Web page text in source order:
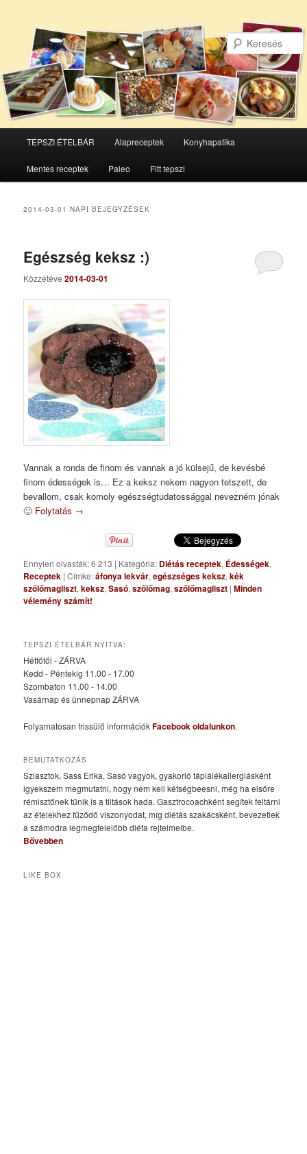
Tovább
az
Tovább
a
TEPSZI ÉTELBÁR Alapreceptek Konyhapatika
Mentes receptek Paleo Fitt tepszi
2014-03-01 NAPI BEJEGYZÉSEK
Egészség keksz :)
Közzétéve2014-03-01
Vannak a ronda de finom és vannak a jó külsejű, de kevésbé
finom édességek is… Ez a keksz nekem nagyon tetszett, de
bevallom, csak komoly egészségtudatossággal nevezném jónak
🙂 Folytatás →
Ennyien olvasták: 6 213 | Kategória: Diétás receptek, Édességek,
Receptek |Címke:áfonya lekvár,egészséges keksz,kék
szőlőmagliszt,keksz,Sasó,szőlőmag,szőlőmagliszt |Minden
vélemény számít!
TEPSZI ÉTELBÁR NYITVA:
Hétfőtől - ZÁRVA
Kedd - Péntekig 11.00 - 17.00
Szombaton 11.00 - 14.00
Vasárnap és ünnepnap ZÁRVA
Folyamatosan frissülő információkFacebook oldalunkon.
BEMUTATKOZÁS
Sziasztok, Sass Erika, Sasó vagyok, gyakorló táplálékallergiásként
igyekszem megmutatni, hogy nem kell kétségbeesni, még ha elsőre
rémisztőnek tűnik is a tiltások hada. Gasztrocoachként segítek feltárni
az ételekhez fűződő viszonyodat, míg diétás szakácsként, bevezetlek
a számodra legmegfelelőbb diéta rejtelmeibe.
Bővebben
LIKE BOX